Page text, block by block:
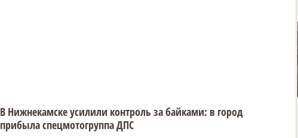
В Нижнекамске усилили контроль за байками: в город
прибыла спецмотогруппа ДПС